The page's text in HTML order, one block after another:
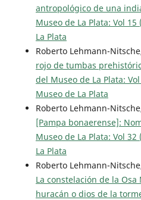
antropológico de una
Museo de La Plata: Vol
La Plata
Roberto Lehmann-
rojo de tumbas
del Museo de La Plata:
Museo de La Plata
Roberto Lehmann-
[Pampa bonaerense]:
Museo de La Plata: Vol
La Plata
Roberto Lehmann-
La constelación de la
huracán o dios de la